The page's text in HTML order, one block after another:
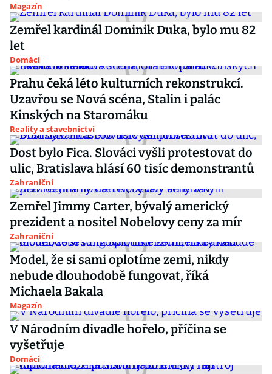
Magazín
Zemřel kardinál Dominik Duka, bylo mu 82
let
Domácí
Prahu čeká léto kulturních rekonstrukcí.
Uzavřou se Nová scéna, Stalin i palác
Kinských na Staromáku
Reality a stavebnictví
Dost bylo Fica. Slováci vyšli protestovat do
ulic, Bratislava hlásí 60 tisíc demonstrantů
Zahraniční
Zemřel Jimmy Carter, bývalý americký
prezident a nositel Nobelovy ceny za mír
Zahraniční
Model, že si sami oplotíme zemi, nikdy
nebude dlouhodobě fungovat, říká
Michaela Bakala
Magazín
V Národním divadle hořelo, příčina se
vyšetřuje
Domácí